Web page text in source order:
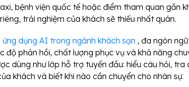
bệnh viện quốc tế hoặc điểm tham quan gần
trải nghiệm của khách sẽ thiếu nhất quán.
ứng dụng AI trong ngành khách sạn , đa ngôn
độ phản hồi, chất lượng phục vụ và khả năng
dùng như lớp hỗ trợ tuyến đầu: hiểu câu hỏi, tra
khách và biết khi nào cần chuyển cho nhân sự.